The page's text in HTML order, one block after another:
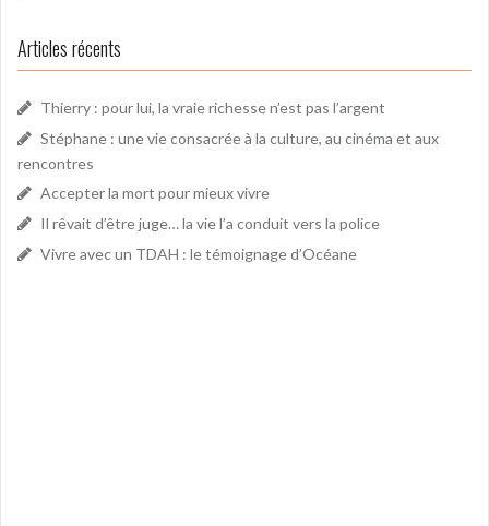
Articles récents
Thierry : pour lui, la vraie richesse n’est pas l’argent
Stéphane : une vie consacrée à la culture, au cinéma et aux
rencontres
Accepter la mort pour mieux vivre
Il rêvait d’être juge… la vie l’a conduit vers la police
Vivre avec un TDAH : le témoignage d’Océane